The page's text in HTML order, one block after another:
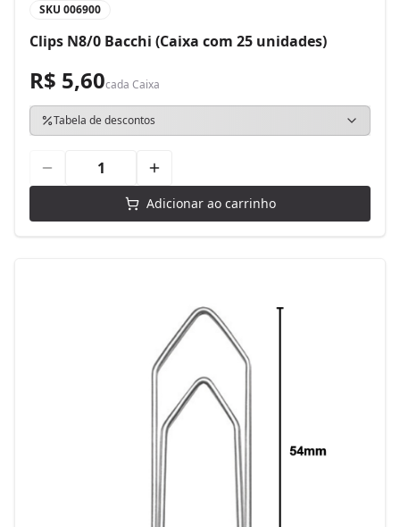
SKU 006900
Clips N8/0 Bacchi (Caixa com 25 unidades)
R$ 5,60cada Caixa
Tabela de descontos
Adicionar ao carrinho